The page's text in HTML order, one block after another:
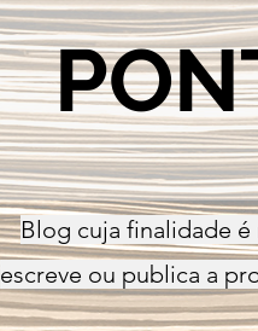
Blog cuja finalidade é
escreve ou publica a